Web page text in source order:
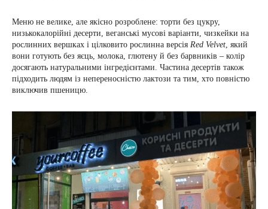
Меню не велике, але якісно розроблене: торти без цукру,
низькокалорійні десерти, веганські мусові варіанти, чизкейки на
рослинних вершках і цілковито рослинна версія Red Velvet , який
вони готують без яєць, молока, глютену й без барвників – колір
досягають натуральними інгредієнтами. Частина десертів також
підходить людям із непереносністю лактози та тим, хто повністю
виключив пшеницю.